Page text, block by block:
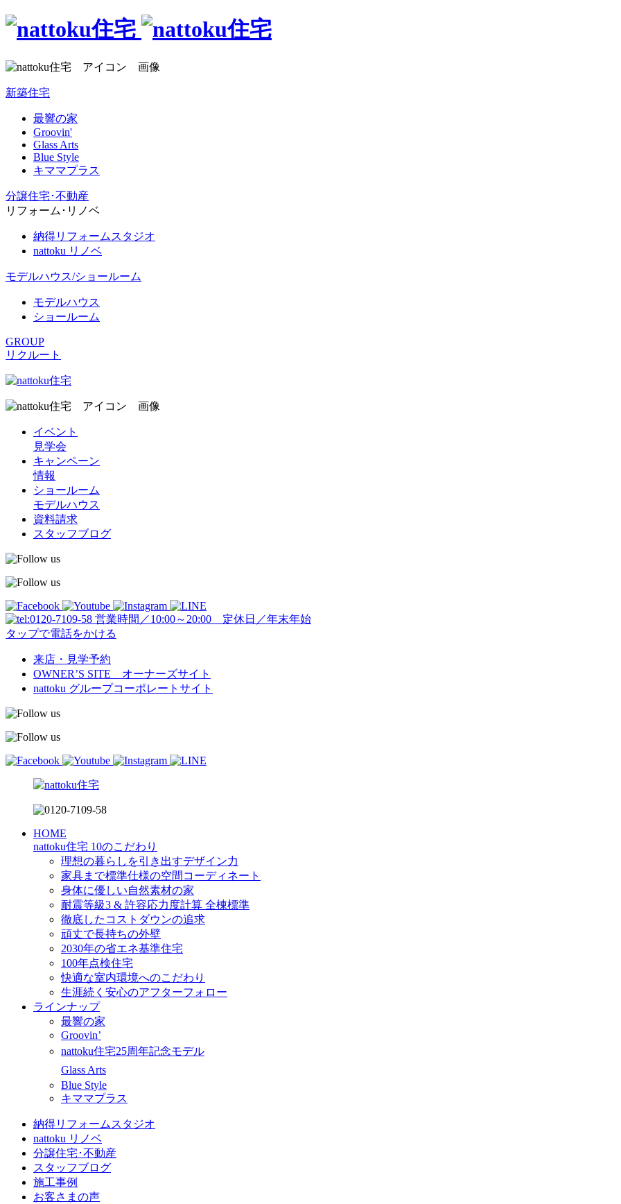
新築住宅
最響の家
Groovin'
Glass Arts
Blue Style
キママプラス
分譲住宅･不動産
リフォーム･リノベ
納得リフォームスタジオ
nattoku リノベ
モデルハウス/ショールーム
モデルハウス
ショールーム
GROUP
リクルート
イベント
見学会
キャンペーン
情報
ショールーム
モデルハウス
資料請求
スタッフブログ
営業時間／10:00～20:00 定休日／年末年始
タップで電話をかける
来店・見学予約
OWNER’S SITE オーナーズサイト
nattoku グループコーポレートサイト
HOME
nattoku住宅 10のこだわり
理想の暮らしを引き出すデザイン力
家具まで標準仕様の空間コーディネート
身体に優しい自然素材の家
耐震等級3 & 許容応力度計算 全棟標準
徹底したコストダウンの追求
頑丈で長持ちの外壁
2030年の省エネ基準住宅
100年点検住宅
快適な室内環境へのこだわり
生涯続く安心のアフターフォロー
ラインナップ
最響の家
Groovin’
nattoku住宅25周年記念モデル
Glass Arts
Blue Style
キママプラス
納得リフォームスタジオ
nattoku リノベ
分譲住宅･不動産
スタッフブログ
施工事例
お客さまの声